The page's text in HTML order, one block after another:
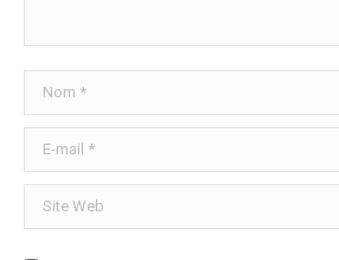
Nom *
E-mail *
Site Web